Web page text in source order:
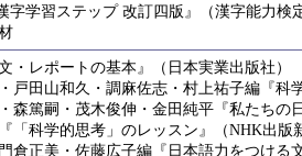
字学習ステップ 改訂四版』（漢字能力検
・レポートの基本』（日本実業出版社）
戸田山和久・調麻佐志・村上祐子編『科
森篤嗣・茂木俊伸・金田純平『私たちの
「科学的思考」のレッスン』（NHK出版
倉正美・佐藤広子編『日本語力をつける